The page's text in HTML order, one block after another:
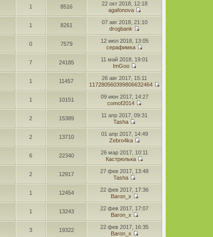
1 8516
22 окт 2018, 12:18
agafonova
1 8261
07 авг 2018, 21:10
drogbank
0 7579
12 июл 2018, 13:05
серафимка
7 24185
11 май 2018, 19:01
ImGoo
1 11457
26 авг 2017, 15:11
117280560399806632464
1 10151
09 июн 2017, 14:27
comof2014
2 15389
11 апр 2017, 09:31
Tasha
2 13710
01 апр 2017, 14:49
Zebro4ka
6 22340
26 мар 2017, 10:11
Кастрюлька
2 12917
27 фев 2017, 13:48
Tasha
1 12454
22 фев 2017, 17:36
Baron_x
1 13243
22 фев 2017, 17:07
Baron_x
3 19322
22 фев 2017, 16:35
Baron_x